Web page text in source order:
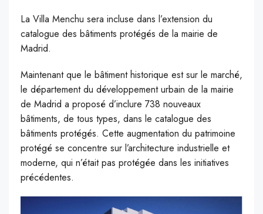
La Villa Menchu sera incluse dans l’extension du
catalogue des bâtiments protégés de la mairie de
Madrid.
Maintenant que le bâtiment historique est sur le marché,
le département du développement urbain de la mairie
de Madrid a proposé d’inclure 738 nouveaux
bâtiments, de tous types, dans le catalogue des
bâtiments protégés. Cette augmentation du patrimoine
protégé se concentre sur l’architecture industrielle et
moderne, qui n’était pas protégée dans les initiatives
précédentes.